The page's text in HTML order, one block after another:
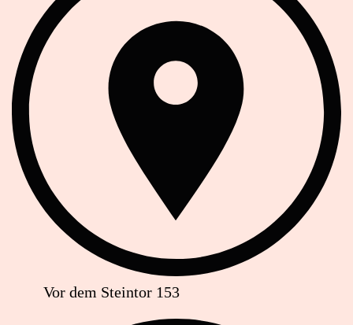
Vor dem Steintor 153